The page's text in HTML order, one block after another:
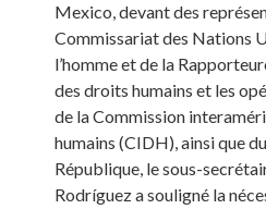
Mexico, devant des
Commissariat des Nations
l’homme et de la
des droits humains et les
de la Commission
humains (CIDH), ainsi que
République, le sous-
Rodríguez a souligné la